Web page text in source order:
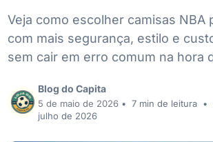
Veja como escolher camisas NBA
com mais segurança, estilo e
sem cair em erro comum na hora
Blog do Capita
5 de maio de 2026 • 7 min de leitura •
julho de 2026